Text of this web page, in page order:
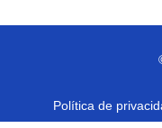
Política de